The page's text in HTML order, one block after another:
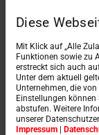
Diese
Mit Klick auf „Alle
Funktionen sowie zu
erstreckt sich auch
Unter dem aktuell
Unternehmen, die
Einstellungen
abstufen. Weitere
unserer
Impressum |
Lukenkasten/